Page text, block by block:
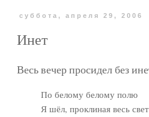
суббота, апреля 29, 2006
Инет
Весь вечер просидел без
По белому белому полю
Я шёл, проклиная весь